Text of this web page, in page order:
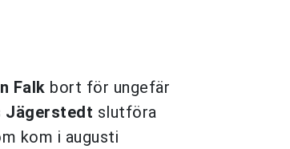
Falk bort för ungefär
Jägerstedt slutföra
kom i augusti